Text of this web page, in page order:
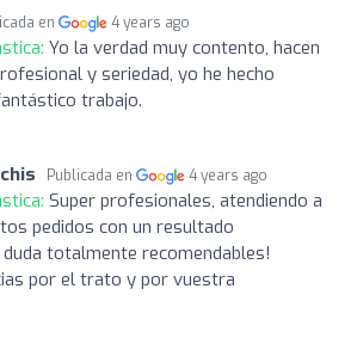
en 4 years ago
Yo la verdad muy contento, hacen
y seriedad, yo he hecho
trabajo.
Publicada en 4 years ago
Super profesionales, atendiendo a
pedidos con un resultado
totalmente recomendables!
por el trato y por vuestra